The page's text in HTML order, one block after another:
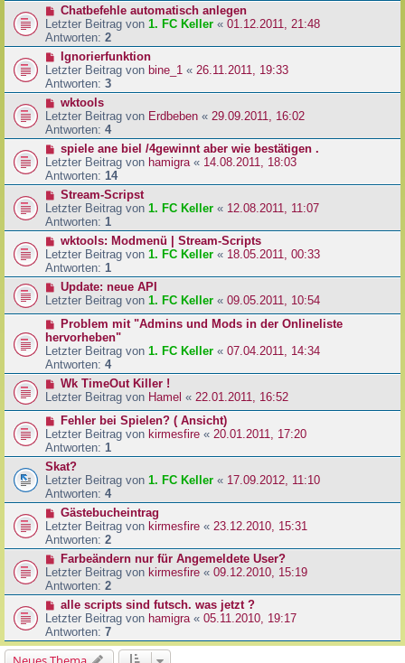
Chatbefehle automatisch anlegen
Letzter Beitrag von 1. FC Keller « 01.12.2011, 21:48
Antworten: 2
Ignorierfunktion
Letzter Beitrag von bine_1 « 26.11.2011, 19:33
Antworten: 3
wktools
Letzter Beitrag von Erdbeben « 29.09.2011, 16:02
Antworten: 4
spiele ane biel /4gewinnt aber wie bestätigen .
Letzter Beitrag von hamigra « 14.08.2011, 18:03
Antworten: 14
Stream-Scripst
Letzter Beitrag von 1. FC Keller « 12.08.2011, 11:07
Antworten: 1
wktools: Modmenü | Stream-Scripts
Letzter Beitrag von 1. FC Keller « 18.05.2011, 00:33
Antworten: 1
Update: neue API
Letzter Beitrag von 1. FC Keller « 09.05.2011, 10:54
Problem mit "Admins und Mods in der Onlineliste
hervorheben"
Letzter Beitrag von 1. FC Keller « 07.04.2011, 14:34
Antworten: 4
Wk TimeOut Killer !
Letzter Beitrag von Hamel « 22.01.2011, 16:52
Fehler bei Spielen? ( Ansicht)
Letzter Beitrag von kirmesfire « 20.01.2011, 17:20
Antworten: 1
Skat?
Letzter Beitrag von 1. FC Keller « 17.09.2012, 11:10
Antworten: 4
Gästebucheintrag
Letzter Beitrag von kirmesfire « 23.12.2010, 15:31
Antworten: 2
Farbeändern nur für Angemeldete User?
Letzter Beitrag von kirmesfire « 09.12.2010, 15:19
Antworten: 2
alle scripts sind futsch. was jetzt ?
Letzter Beitrag von hamigra « 05.11.2010, 19:17
Antworten: 7